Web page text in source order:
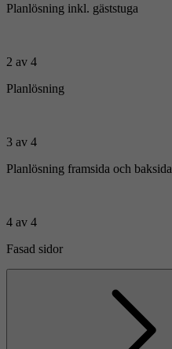
Planlösning inkl. gäststuga
2 av 4
Planlösning
3 av 4
Planlösning framsida och baksida
4 av 4
Fasad sidor